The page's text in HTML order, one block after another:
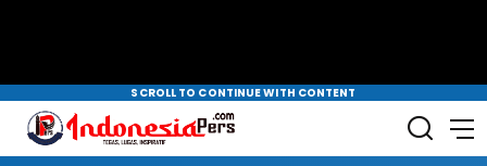
SCROLL TO CONTINUE WITH CONTENT